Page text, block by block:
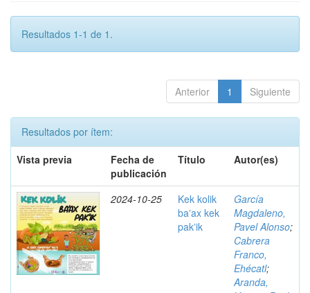
Resultados 1-1 de 1.
Anterior 1 Siguiente
Resultados por ítem:
Vista previa
Fecha de
publicación
Título Autor(es)
2024-10-25
Kek kolik
baʼax kek
pakʼik
García
Magdaleno,
Pavel Alonso;
Cabrera
Franco,
Ehécatl;
Aranda,